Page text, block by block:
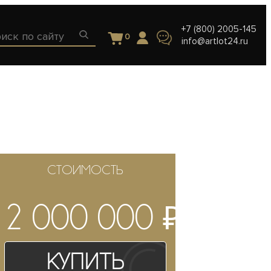
0
+7 (800) 2005-145
info@artlot24.ru
СТОИМОСТЬ
2 000 000 ₽
Купить